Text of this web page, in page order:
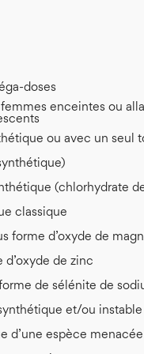
Can. 2006
J Clin Nutr. 2010
subjects
74.
Biochem Biophys Res
doses
femmes enceintes ou
ou avec un seul
(chlorhydrate
classique
forme d’oxyde de
d’oxyde de zinc
de sélénite de
et/ou instable
d’une espèce menacée